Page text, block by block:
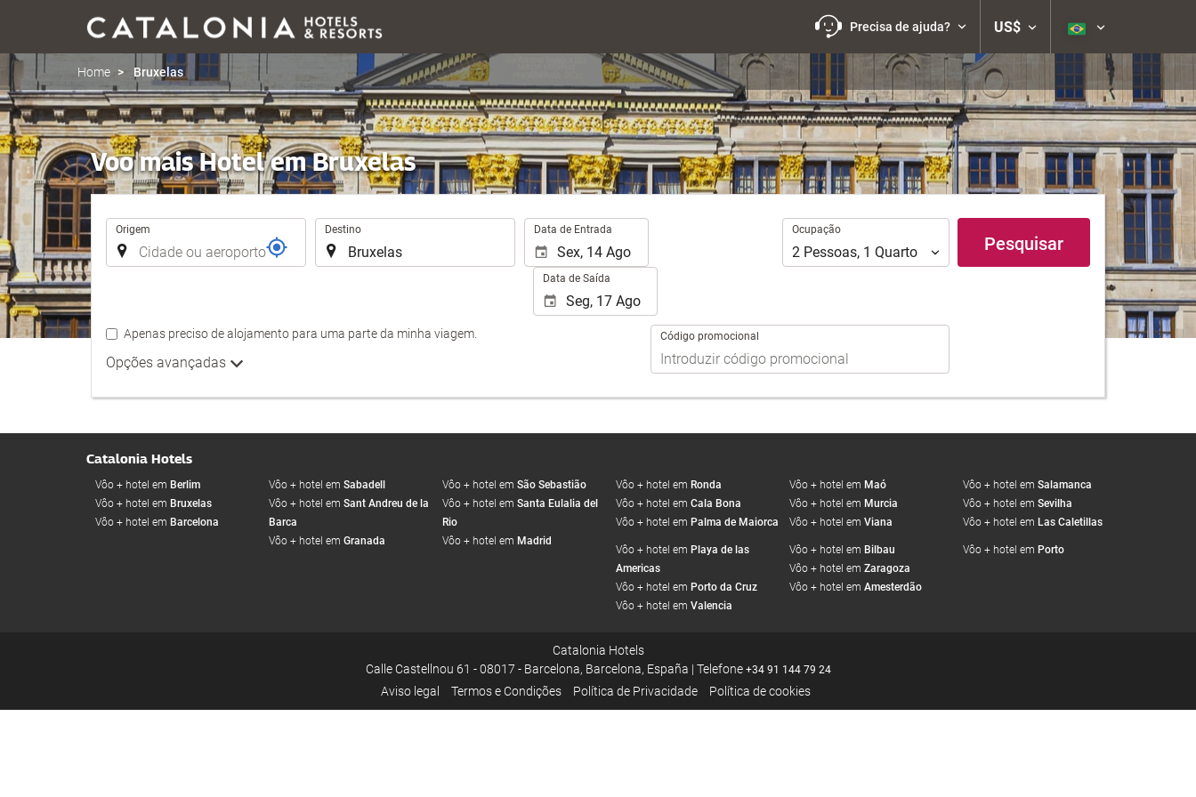
Precisa de ajuda? US$
Home Bruxelas
Voo mais Hotel em Bruxelas
Trajecto
Origem Destino Data de Entrada
Data de Saída
Ocupação
Ocupação
2 Pessoas, 1 Quarto
Código promocional
Apenas preciso de alojamento para uma parte da minha viagem.
Opções avançadas
Pesquisar
Catalonia Hotels
Vôo + hotel em Berlim
Vôo + hotel em Bruxelas
Vôo + hotel em Barcelona
Vôo + hotel em Sabadell
Vôo + hotel em Sant Andreu de la
Barca
Vôo + hotel em Granada
Vôo + hotel em São Sebastião
Vôo + hotel em Santa Eulalia del
Rio
Vôo + hotel em Madrid
Vôo + hotel em Ronda
Vôo + hotel em Cala Bona
Vôo + hotel em Palma de Maiorca
Vôo + hotel em Maó
Vôo + hotel em Murcia
Vôo + hotel em Viana
Vôo + hotel em Salamanca
Vôo + hotel em Sevilha
Vôo + hotel em Las Caletillas
Vôo + hotel em Playa de las
Americas
Vôo + hotel em Porto da Cruz
Vôo + hotel em Valencia
Vôo + hotel em Bilbau
Vôo + hotel em Zaragoza
Vôo + hotel em Amesterdão
Vôo + hotel em Porto
Catalonia Hotels
Calle Castellnou 61 - 08017 - Barcelona, Barcelona, España | Telefone +34 91 144 79 24
Aviso legal Termos e Condições Política de Privacidade Política de cookies